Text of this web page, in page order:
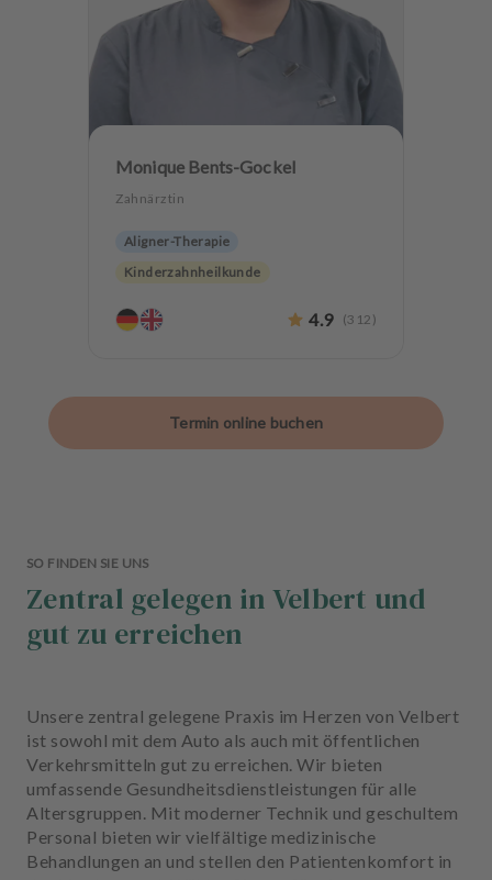
Monique Bents-Gockel
Zahnärztin
Aligner-Therapie
Kinderzahnheilkunde
Ästhetische Zahnheilkunde
Oralchirurgie
Alterszahnheilkunde
4.9 (312 )
Termin online buchen
SO FINDEN SIE UNS
Zentral gelegen in Velbert und
gut zu erreichen
Unsere zentral gelegene Praxis im Herzen von Velbert
ist sowohl mit dem Auto als auch mit öffentlichen
Verkehrsmitteln gut zu erreichen. Wir bieten
umfassende Gesundheitsdienstleistungen für alle
Altersgruppen. Mit moderner Technik und geschultem
Personal bieten wir vielfältige medizinische
Behandlungen an und stellen den Patientenkomfort in